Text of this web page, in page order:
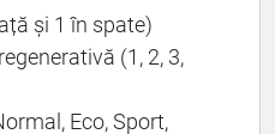
şi 1 în spate)
(1, 2, 3,
Eco, Sport,